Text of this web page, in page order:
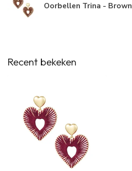
Oorbellen Trina - Brown
Recent bekeken